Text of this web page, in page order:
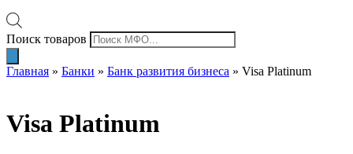
Поиск товаров
Главная » Банки » Банк развития бизнеса » Visa Platinum
Visa Platinum